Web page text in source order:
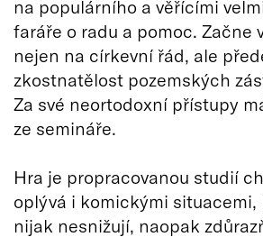
na populárního a věřícími
faráře o radu a pomoc. Začne
nejen na církevní řád, ale
zkostnatělost pozemských
Za své neortodoxní přístupy
ze semináře.
Hra je propracovanou studií
oplývá i komickými situacemi,
nijak nesnižují, naopak